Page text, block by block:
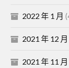
2022 年 1 月
2021 年 12 月
2021 年 11 月